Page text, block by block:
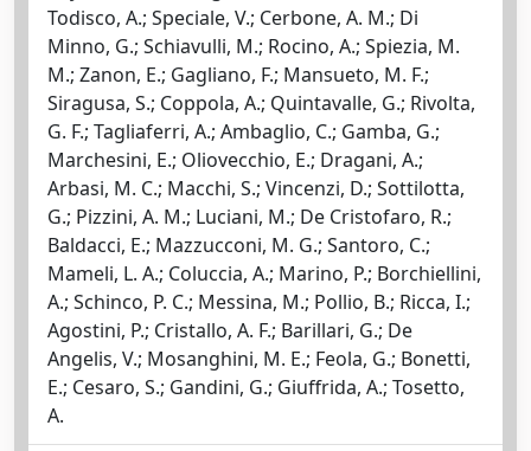
Todisco, A.; Speciale, V.; Cerbone, A. M.; Di
Minno, G.; Schiavulli, M.; Rocino, A.; Spiezia, M.
M.; Zanon, E.; Gagliano, F.; Mansueto, M. F.;
Siragusa, S.; Coppola, A.; Quintavalle, G.; Rivolta,
G. F.; Tagliaferri, A.; Ambaglio, C.; Gamba, G.;
Marchesini, E.; Oliovecchio, E.; Dragani, A.;
Arbasi, M. C.; Macchi, S.; Vincenzi, D.; Sottilotta,
G.; Pizzini, A. M.; Luciani, M.; De Cristofaro, R.;
Baldacci, E.; Mazzucconi, M. G.; Santoro, C.;
Mameli, L. A.; Coluccia, A.; Marino, P.; Borchiellini,
A.; Schinco, P. C.; Messina, M.; Pollio, B.; Ricca, I.;
Agostini, P.; Cristallo, A. F.; Barillari, G.; De
Angelis, V.; Mosanghini, M. E.; Feola, G.; Bonetti,
E.; Cesaro, S.; Gandini, G.; Giuffrida, A.; Tosetto,
A.